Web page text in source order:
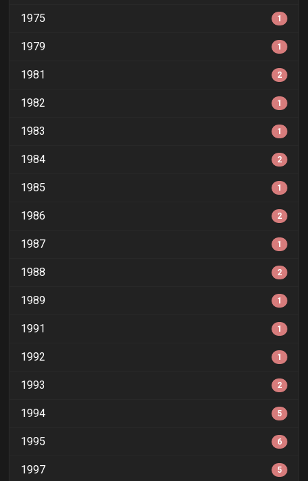
1975 1
1979 1
1981 2
1982 1
1983 1
1984 2
1985 1
1986 2
1987 1
1988 2
1989 1
1991 1
1992 1
1993 2
1994 5
1995 6
1997 5